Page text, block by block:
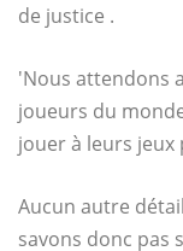
de justice .
'Nous attendons
joueurs du
jouer à leurs jeux
Aucun autre
savons donc pas